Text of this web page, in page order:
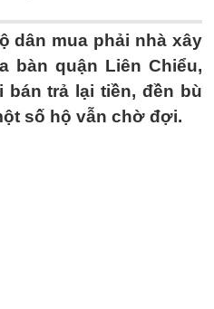
dân mua phải nhà xây
bàn quận Liên Chiểu,
trả lại tiền, đền bù
số hộ vẫn chờ đợi.